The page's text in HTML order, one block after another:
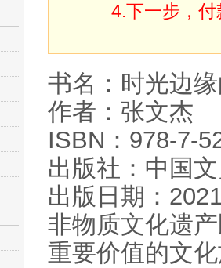
4.下一步，
书名：时光边
作者：张文杰
ISBN：978-7-
出版社：中国
出版日期：
非物质文化遗
重要价值的文